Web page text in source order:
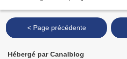
< Page précédente
Hébergé par Canalblog